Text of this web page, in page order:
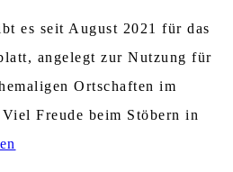
es seit August 2021 für das
angelegt zur Nutzung für
Ortschaften im
Freude beim Stöbern in